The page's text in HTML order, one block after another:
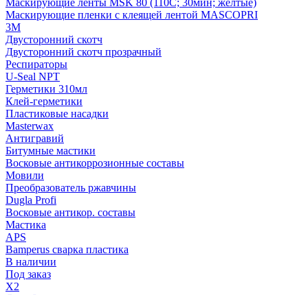
Маскирующие ленты MSK 80 (110С; 30мин; желтые)
Маскирующие пленки с клеящей лентой MASCOPRI
3M
Двусторонний скотч
Двусторонний скотч прозрачный
Респираторы
U-Seal NPT
Герметики 310мл
Клей-герметики
Пластиковые насадки
Masterwax
Антигравий
Битумные мастики
Восковые антикоррозионные составы
Мовили
Преобразователь ржавчины
Dugla Profi
Восковые антикор. составы
Мастика
APS
Bamperus сварка пластика
В наличии
Под заказ
X2